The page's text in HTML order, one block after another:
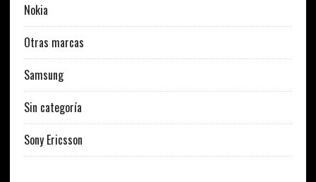
Nokia
Otras marcas
Samsung
Sin categoría
Sony Ericsson